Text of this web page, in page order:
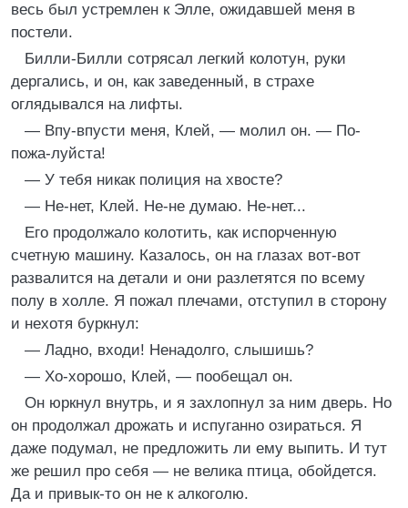
весь был устремлен к Элле, ожидавшей меня в
постели.
Билли-Билли сотрясал легкий колотун, руки
дергались, и он, как заведенный, в страхе
оглядывался на лифты.
— Впу-впусти меня, Клей, — молил он. — По-
пожа-луйста!
— У тебя никак полиция на хвосте?
— Не-нет, Клей. Не-не думаю. Не-нет...
Его продолжало колотить, как испорченную
счетную машину. Казалось, он на глазах вот-вот
развалится на детали и они разлетятся по всему
полу в холле. Я пожал плечами, отступил в сторону
и нехотя буркнул:
— Ладно, входи! Ненадолго, слышишь?
— Хо-хорошо, Клей, — пообещал он.
Он юркнул внутрь, и я захлопнул за ним дверь. Но
он продолжал дрожать и испуганно озираться. Я
даже подумал, не предложить ли ему выпить. И тут
же решил про себя — не велика птица, обойдется.
Да и привык-то он не к алкоголю.